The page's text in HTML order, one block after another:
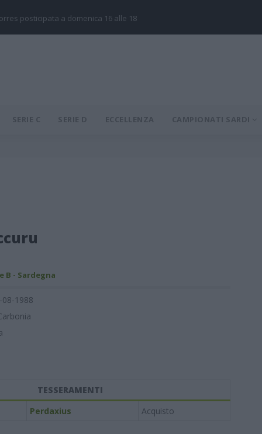
posticipata a domenica 16 alle 18
SERIE C SERIE D ECCELLENZA CAMPIONATI SARDI
B - Sardegna
08-1988
TESSERAMENTI
Perdaxius Acquisto